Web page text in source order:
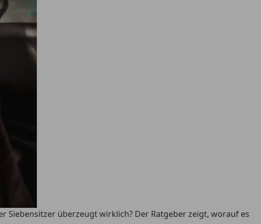
Siebensitzer überzeugt wirklich? Der Ratgeber zeigt, worauf es